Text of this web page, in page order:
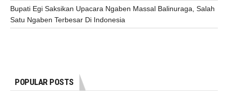
Bupati Egi Saksikan Upacara Ngaben Massal Balinuraga, Salah
Satu Ngaben Terbesar Di Indonesia
POPULAR POSTS